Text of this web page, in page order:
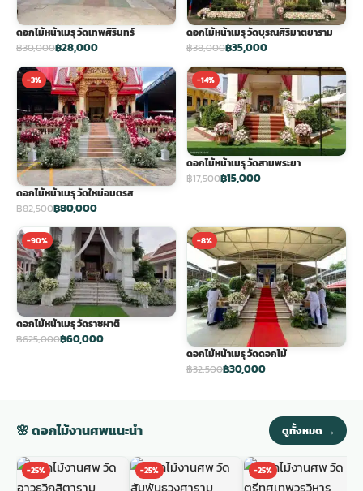
ดอกไม้หน้าเมรุ วัดเทพศิรินทร์
฿30,000฿28,000
ดอกไม้หน้าเมรุ วัดบุรณศิริมาตยาราม
฿38,000฿35,000
-3%
ดอกไม้หน้าเมรุ วัดใหม่อมตรส
฿82,500฿80,000
-14%
ดอกไม้หน้าเมรุ วัดสามพระยา
฿17,500฿15,000
-90%
ดอกไม้หน้าเมรุ วัดราชผาติ
฿625,000฿60,000
-8%
ดอกไม้หน้าเมรุ วัดดอกไม้
฿32,500฿30,000
🌸 ดอกไม้งานศพแนะนำ ดูทั้งหมด →
-25% -25% -25%